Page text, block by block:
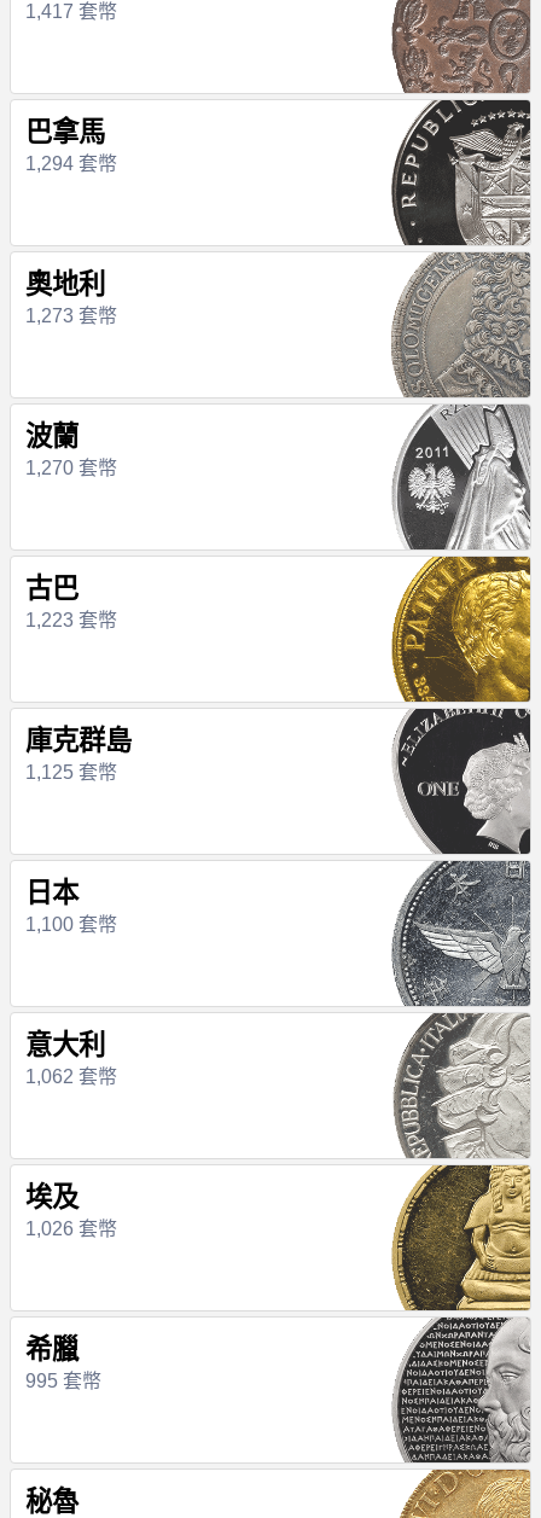
1,417 套幣
巴拿馬
1,294 套幣
奧地利
1,273 套幣
波蘭
1,270 套幣
古巴
1,223 套幣
庫克群島
1,125 套幣
日本
1,100 套幣
意大利
1,062 套幣
埃及
1,026 套幣
希臘
995 套幣
秘魯